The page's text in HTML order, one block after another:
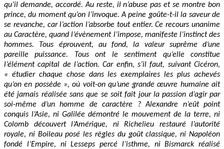
qu’il demande, accordé. Au reste, il n’abuse pas et se montre bon
prince, du moment qu’on l’invoque. A peine goûte-t-il la saveur de
se revanche, car l’action l’absorbe tout entier. Ce recours unanime
au Caractère, quand l’évènement l’impose, manifeste l’instinct des
hommes. Tous éprouvent, au fond, la valeur suprême d’une
pareille puissance. Tous ont le sentiment qu’elle constitue
l’élément capital de l’action. Car enfin, s’il faut, suivant Cicéron,
« étudier chaque chose dans les exemplaires les plus achevés
qu’on en possède », où voit-on qu’une grande œuvre humaine ait
été jamais réalisée sans que se soit fait jour la passion d’agir par
soi-même d’un homme de caractère ? Alexandre n’eût point
conquis l’Asie, ni Galilée démontré le mouvement de la terre, ni
Colomb découvert l’Amérique, ni Richelieu restauré l’autorité
royale, ni Boileau posé les règles du goût classique, ni Napoléon
fondé l’Empire, ni Lesseps percé l’isthme, ni Bismarck réalisé